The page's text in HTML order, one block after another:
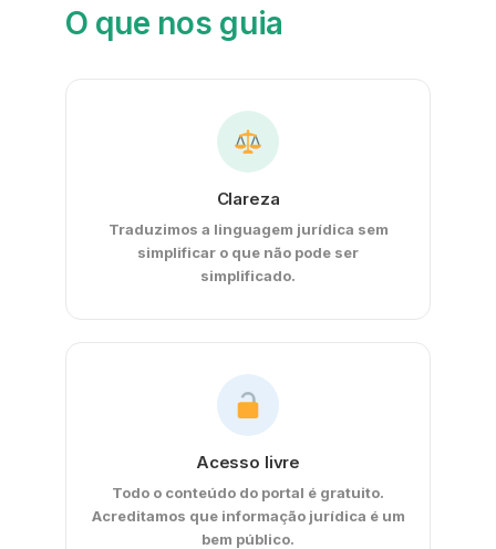
O que nos guia
Clareza
Traduzimos a linguagem jurídica sem
simplificar o que não pode ser
simplificado.
Acesso livre
Todo o conteúdo do portal é gratuito.
Acreditamos que informação jurídica é um
bem público.